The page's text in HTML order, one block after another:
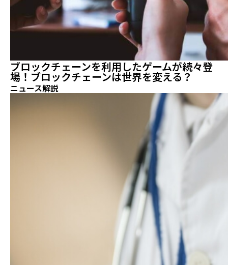
ブロックチェーンを利用したゲームが続々登
場！ブロックチェーンは世界を変える？
ニュース解説